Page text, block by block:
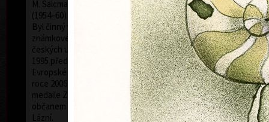
M. Salcmana a na Akademii výtvarných umění v Praze
(1954–60) v grafické speciálce prof. V. Silovského.
Byl činný v oboru grafiky, malby, knižní ilustrace,
známkové tvorby a exlibris. Byl členem Sdružení
českých umělců grafiků HOLLAR, jehož byl od roku
1995 předsedou. V roce 1997 byl jmenován členem
Evropské akademie věd a umění se sídlem ve Vídni. V
roce 2006 mu bylo uděleno státní vyznamenání –
medaile Za zásluhy v oblasti umění. Je čestným
občanem Nového Města nad Metují a Mariánských
Lázní.